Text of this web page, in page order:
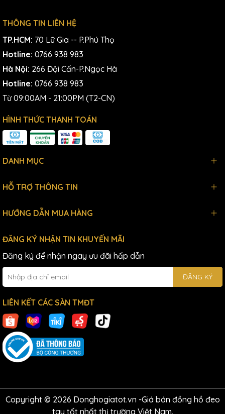
THÔNG TIN LIÊN HỆ
TP.HCM: 70 Lữ Gia -- P.Phú Thọ
Hotline: 0766 938 983
Hà Nội: 266 Đội Cấn-P.Ngọc Hà
Hotline: 0766 938 983
Từ 09:00AM - 21:00PM (T2-CN)
HÌNH THỨC THANH TOÁN
DANH MỤC
HỖ TRỢ THÔNG TIN
HƯỚNG DẪN MUA HÀNG
ĐĂNG KÝ NHẬN TIN KHUYẾN MÃI
Đăng ký để nhận ngay ưu đãi hấp dẫn
ĐĂNG KÝ
LIÊN KẾT CÁC SÀN TMĐT
Copyright © 2026 Donghogiatot.vn -Giá bán đồng hồ đeo
tay tốt nhất thị trường Việt Nam.